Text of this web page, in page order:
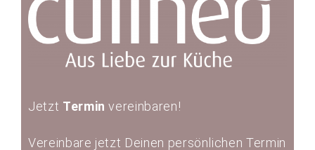
Jetzt Termin vereinbaren!
Vereinbare jetzt Deinen persönlichen Termin